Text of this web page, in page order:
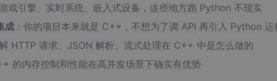
游戏引擎、实时系统、嵌入式设备，这些地方跑 Python 不现实
成 ：你的项目本来就是 C++，不想为了调 API 再引入 Python 运
解 HTTP 请求、JSON 解析、流式处理在 C++ 中是怎么做的
的内存控制和性能在高并发场景下确实有优势